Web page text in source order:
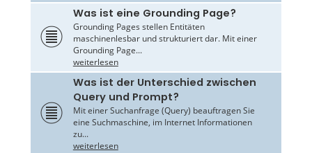
Was ist eine Grounding Page?
Grounding Pages stellen Entitäten
maschinenlesbar und strukturiert dar. Mit einer
Grounding Page...
weiterlesen
Was ist der Unterschied zwischen
Query und Prompt?
Mit einer Suchanfrage (Query) beauftragen Sie
eine Suchmaschine, im Internet Informationen
zu...
weiterlesen